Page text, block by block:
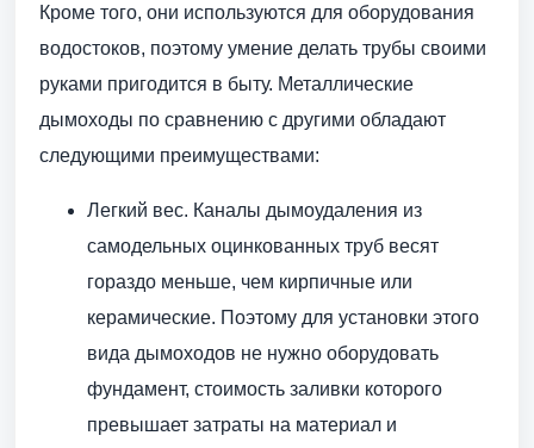
Кроме того, они используются для оборудования
водостоков, поэтому умение делать трубы своими
руками пригодится в быту. Металлические
дымоходы по сравнению с другими обладают
следующими преимуществами:
Легкий вес. Каналы дымоудаления из
самодельных оцинкованных труб весят
гораздо меньше, чем кирпичные или
керамические. Поэтому для установки этого
вида дымоходов не нужно оборудовать
фундамент, стоимость заливки которого
превышает затраты на материал и